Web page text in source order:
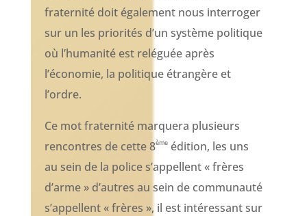
fraternité doit également nous interroger
sur un les priorités d’un système politique
où l’humanité est reléguée après
l’économie, la politique étrangère et
l’ordre.
Ce mot fraternité marquera plusieurs
rencontres de cette 8èmeédition, les uns
au sein de la police s’appellent « frères
d’arme » d’autres au sein de communauté
s’appellent « frères », il est intéressant sur